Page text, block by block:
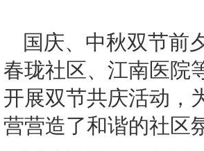
国庆、中秋双节前
春珑社区、江南医院
开展双节共庆活动，
营营造了和谐的社区